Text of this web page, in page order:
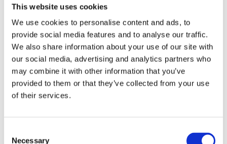
This website uses cookies
We use cookies to personalise content and ads, to
provide social media features and to analyse our traffic.
We also share information about your use of our site with
our social media, advertising and analytics partners who
may combine it with other information that you’ve
provided to them or that they’ve collected from your use
of their services.
Necessary